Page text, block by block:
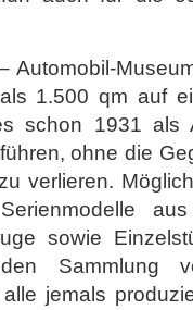
Automobil-
1.500 qm auf
schon 1931 als
ohne die
verlieren.
sowie
Sammlung
jemals